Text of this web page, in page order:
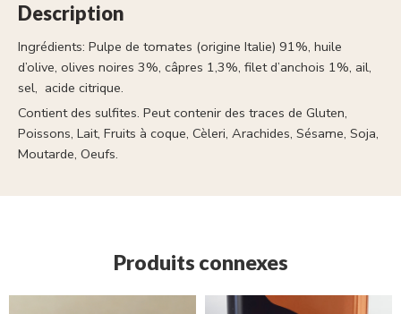
Description
Ingrédients: Pulpe de tomates (origine Italie) 91%, huile
d’olive, olives noires 3%, câpres 1,3%, filet d’anchois 1%, ail,
sel, acide citrique.
Contient des sulfites. Peut contenir des traces de Gluten,
Poissons, Lait, Fruits à coque, Cèleri, Arachides, Sésame, Soja,
Moutarde, Oeufs.
Produits connexes